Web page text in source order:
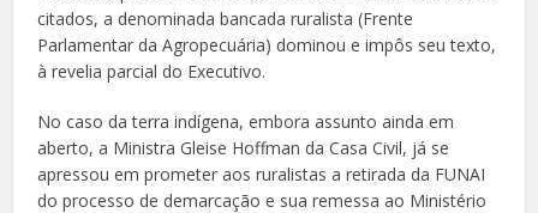
citados, a denominada bancada ruralista (Frente
Parlamentar da Agropecuária) dominou e impôs seu texto,
à revelia parcial do Executivo.
No caso da terra indígena, embora assunto ainda em
aberto, a Ministra Gleise Hoffman da Casa Civil, já se
apressou em prometer aos ruralistas a retirada da FUNAI
do processo de demarcação e sua remessa ao Ministério